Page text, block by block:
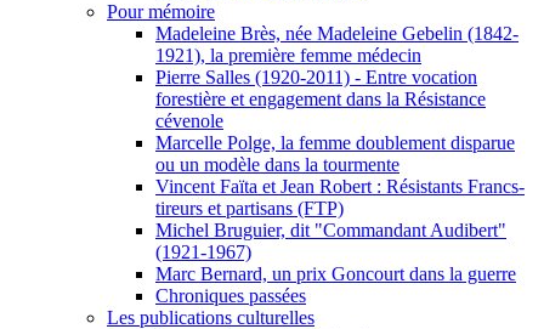
Pour mémoire
Madeleine Brès, née Madeleine Gebelin (1842-
1921), la première femme médecin
Pierre Salles (1920-2011) - Entre vocation
forestière et engagement dans la Résistance
cévenole
Marcelle Polge, la femme doublement disparue
ou un modèle dans la tourmente
Vincent Faïta et Jean Robert : Résistants Francs-
tireurs et partisans (FTP)
Michel Bruguier, dit "Commandant Audibert"
(1921-1967)
Marc Bernard, un prix Goncourt dans la guerre
Chroniques passées
Les publications culturelles